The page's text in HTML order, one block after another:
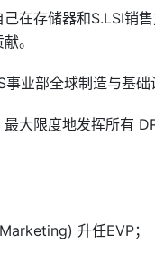
在存储器和S.LSI销
。
业部全球制造与基础
大限度地发挥所有
升任EVP；